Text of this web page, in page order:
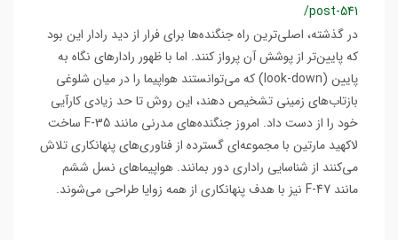
/post-541
در گذشته، اصلی‌ترین راه جنگنده‌ها برای فرار از دید رادار این بود
که پایین‌تر از پوشش آن پرواز کنند. اما با ظهور رادارهای نگاه به
پایین (look-down) که می‌توانستند هواپیما را در میان شلوغی
بازتاب‌های زمینی تشخیص دهند، این روش تا حد زیادی کارآیی
خود را از دست داد. امروز جنگنده‌های مدرنی مانند F-35 ساخت
لاکهید مارتین با مجموعه‌ای گسترده از فناوری‌های پنهانکاری تلاش
می‌کنند از شناسایی راداری دور بمانند. هواپیماهای نسل ششم
مانند F-47 نیز با هدف پنهانکاری از همه زوایا طراحی می‌شوند.